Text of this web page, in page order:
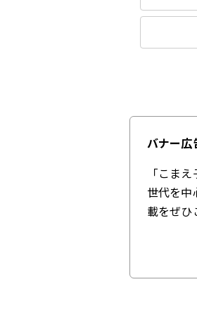
バナー広
「こま
世代を中
載をぜひ